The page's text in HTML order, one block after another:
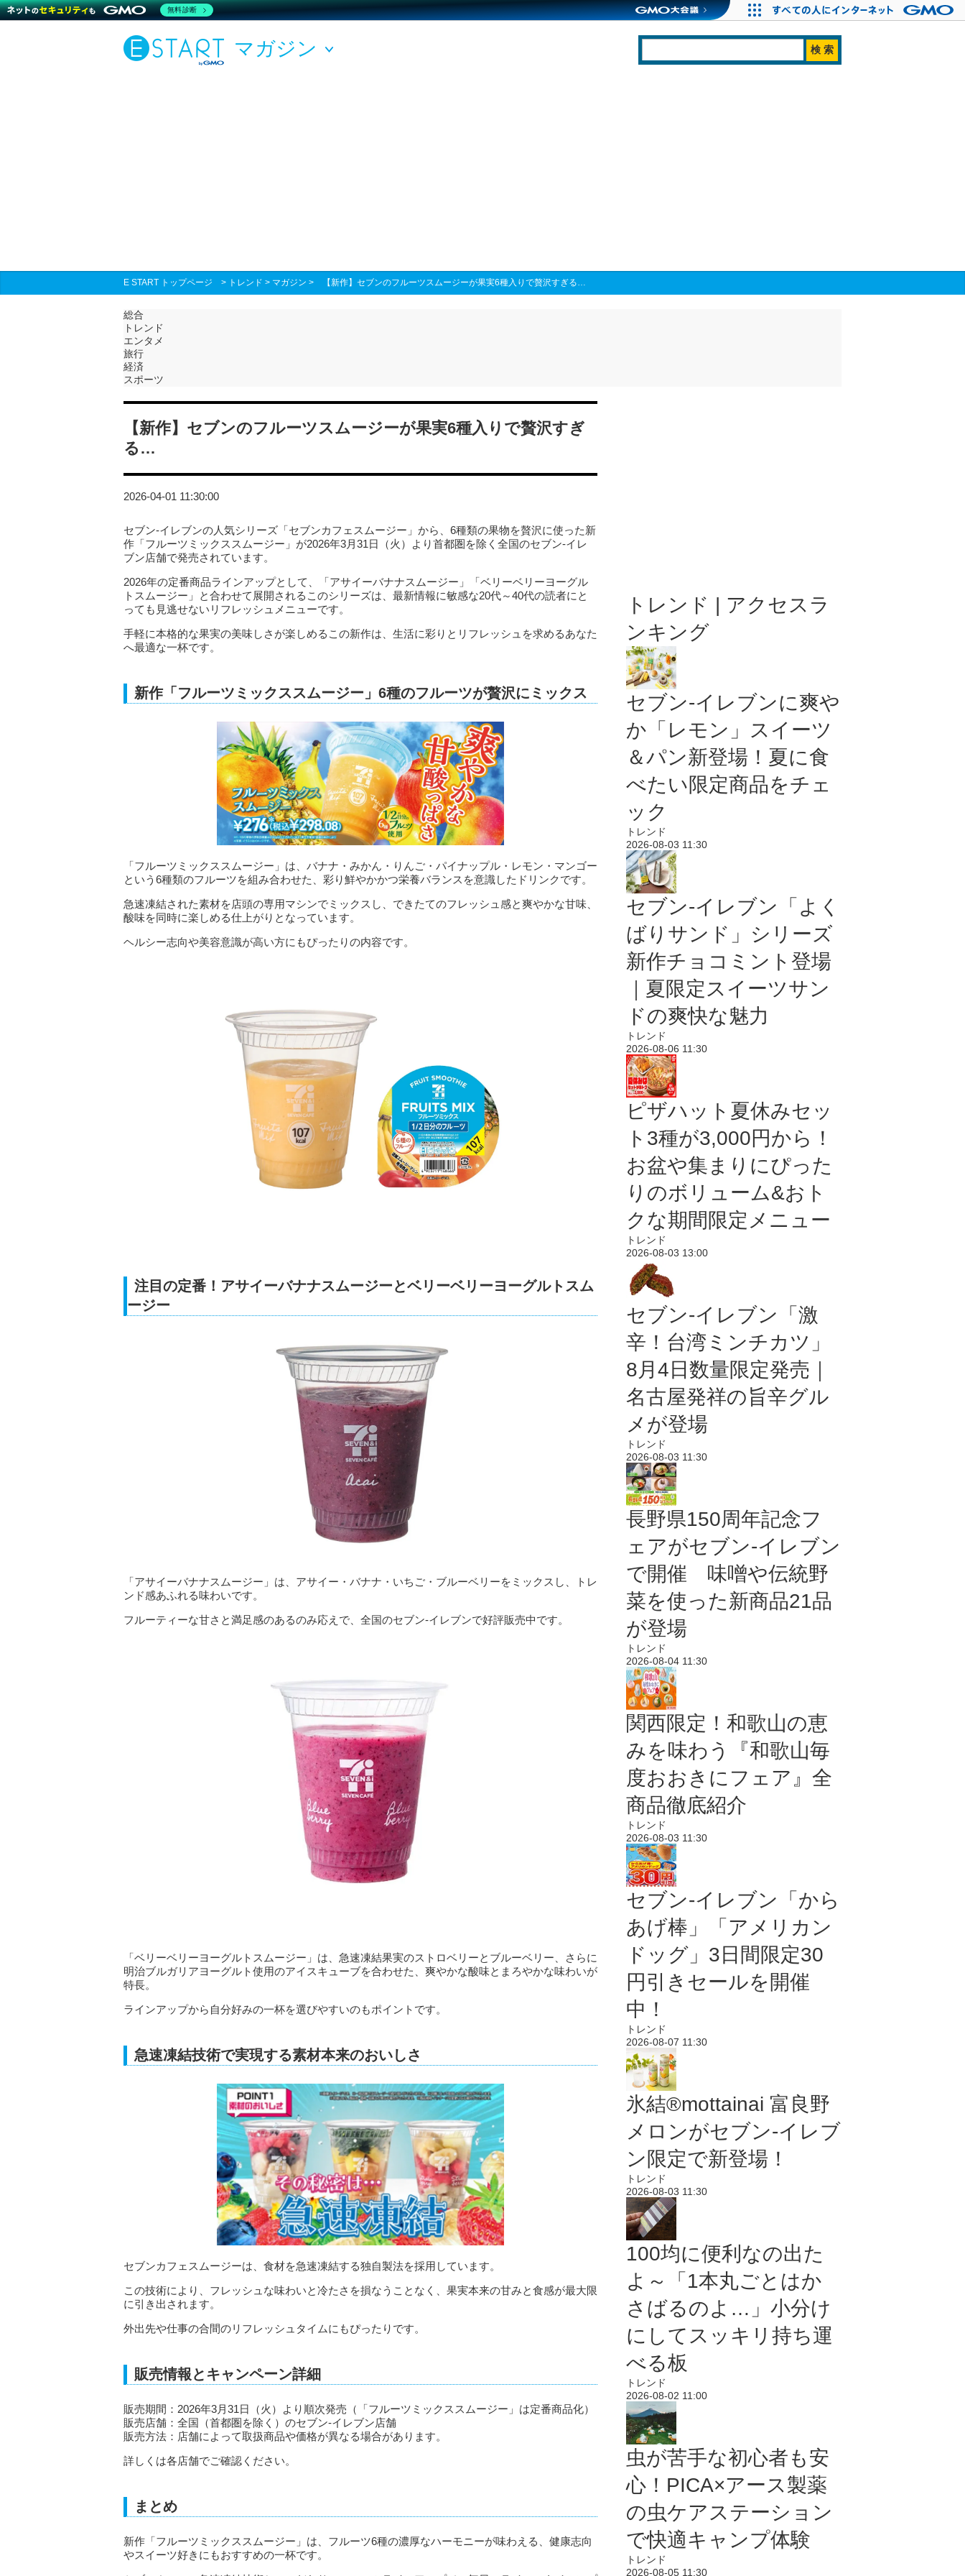
マガジン
E START トップページ > トレンド > マガジン > 【新作】セブンのフルーツスムージーが果実6種入りで贅沢すぎる…
総合
トレンド
エンタメ
旅行
経済
スポーツ
【新作】セブンのフルーツスムージーが果実6種入りで贅沢すぎ
る…
2026-04-01 11:30:00
セブン‐イレブンの人気シリーズ「セブンカフェスムージー」から、6種類の果物を贅沢に使った新
作「フルーツミックススムージー」が2026年3月31日（火）より首都圏を除く全国のセブン‐イレ
ブン店舗で発売されています。
2026年の定番商品ラインアップとして、「アサイーバナナスムージー」「ベリーベリーヨーグル
トスムージー」と合わせて展開されるこのシリーズは、最新情報に敏感な20代～40代の読者にと
っても見逃せないリフレッシュメニューです。
手軽に本格的な果実の美味しさが楽しめるこの新作は、生活に彩りとリフレッシュを求めるあなた
へ最適な一杯です。
新作「フルーツミックススムージー」6種のフルーツが贅沢にミックス
「フルーツミックススムージー」は、バナナ・みかん・りんご・パイナップル・レモン・マンゴー
という6種類のフルーツを組み合わせた、彩り鮮やかかつ栄養バランスを意識したドリンクです。
急速凍結された素材を店頭の専用マシンでミックスし、できたてのフレッシュ感と爽やかな甘味、
酸味を同時に楽しめる仕上がりとなっています。
ヘルシー志向や美容意識が高い方にもぴったりの内容です。
注目の定番！アサイーバナナスムージーとベリーベリーヨーグルトスム
ージー
「アサイーバナナスムージー」は、アサイー・バナナ・いちご・ブルーベリーをミックスし、トレ
ンド感あふれる味わいです。
フルーティーな甘さと満足感のあるのみ応えで、全国のセブン‐イレブンで好評販売中です。
「ベリーベリーヨーグルトスムージー」は、急速凍結果実のストロベリーとブルーベリー、さらに
明治ブルガリアヨーグルト使用のアイスキューブを合わせた、爽やかな酸味とまろやかな味わいが
特長。
ラインアップから自分好みの一杯を選びやすいのもポイントです。
急速凍結技術で実現する素材本来のおいしさ
セブンカフェスムージーは、食材を急速凍結する独自製法を採用しています。
この技術により、フレッシュな味わいと冷たさを損なうことなく、果実本来の甘みと食感が最大限
に引き出されます。
外出先や仕事の合間のリフレッシュタイムにもぴったりです。
販売情報とキャンペーン詳細
販売期間：2026年3月31日（火）より順次発売（「フルーツミックススムージー」は定番商品化）
販売店舗：全国（首都圏を除く）のセブン‐イレブン店舗
販売方法：店舗によって取扱商品や価格が異なる場合があります。
詳しくは各店舗でご確認ください。
まとめ
新作「フルーツミックススムージー」は、フルーツ6種の濃厚なハーモニーが味わえる、健康志向
やスイーツ好きにもおすすめの一杯です。
トレンド | アクセスラ
ンキング
セブン‐イレブンに爽や
か「レモン」スイーツ
＆パン新登場！夏に食
べたい限定商品をチェ
ック
トレンド
2026-08-03 11:30
セブン‐イレブン「よく
ばりサンド」シリーズ
新作チョコミント登場
｜夏限定スイーツサン
ドの爽快な魅力
トレンド
2026-08-06 11:30
ピザハット夏休みセッ
ト3種が3,000円から！
お盆や集まりにぴった
りのボリューム&おト
クな期間限定メニュー
トレンド
2026-08-03 13:00
セブン-イレブン「激
辛！台湾ミンチカツ」
8月4日数量限定発売｜
名古屋発祥の旨辛グル
メが登場
トレンド
2026-08-03 11:30
長野県150周年記念フ
ェアがセブン-イレブン
で開催 味噌や伝統野
菜を使った新商品21品
が登場
トレンド
2026-08-04 11:30
関西限定！和歌山の恵
みを味わう『和歌山毎
度おおきにフェア』全
商品徹底紹介
トレンド
2026-08-03 11:30
セブン‐イレブン「から
あげ棒」「アメリカン
ドッグ」3日間限定30
円引きセールを開催
中！
トレンド
2026-08-07 11:30
氷結®mottainai 富良野
メロンがセブン‐イレブ
ン限定で新登場！
トレンド
2026-08-03 11:30
100均に便利なの出た
よ～「1本丸ごとはか
さばるのよ…」小分け
にしてスッキリ持ち運
べる板
トレンド
2026-08-02 11:00
虫が苦手な初心者も安
心！PICA×アース製薬
の虫ケアステーション
で快適キャンプ体験
トレンド
2026-08-05 11:30
無料診断